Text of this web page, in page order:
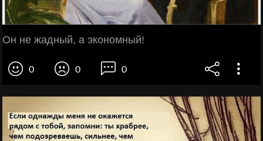
Он не жадный, а экономный!
0 0 0